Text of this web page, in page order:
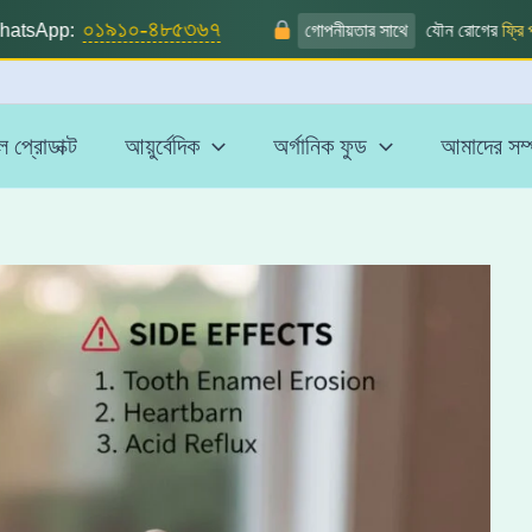
০১৯১০-৪৮৫৩৬৭ গোপনীয়তার সাথে যৌন রোগেরফ্রি
প্রোডাক্ট আয়ুর্বেদিক অর্গানিক ফুড আমাদের